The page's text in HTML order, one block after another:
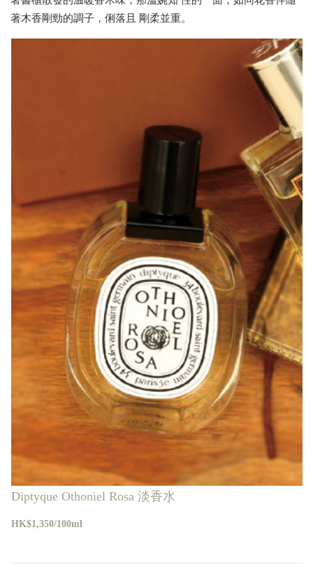
著木香剛勁的調子，俐落且 剛柔並重。
Diptyque Othoniel Rosa 淡香水
HK$1,350/100ml